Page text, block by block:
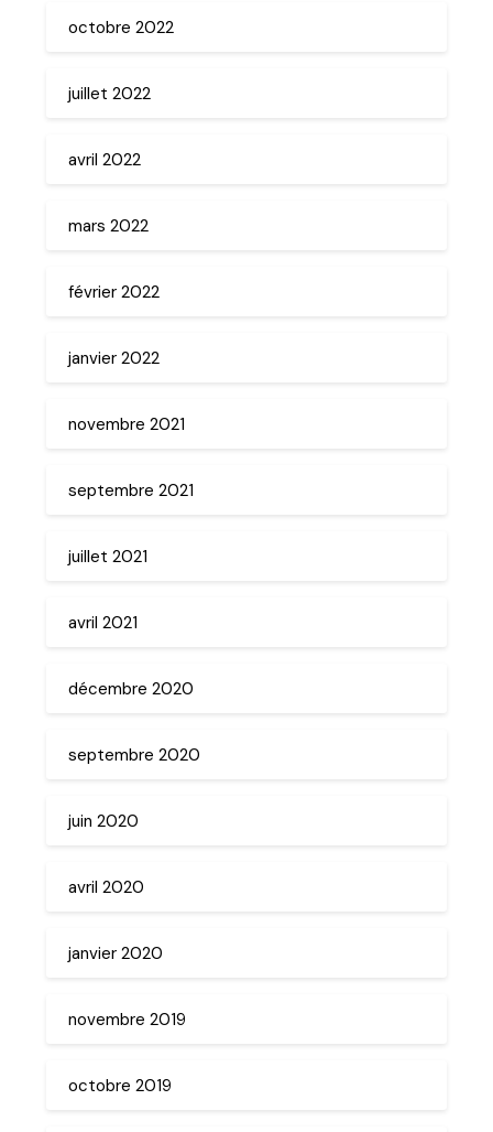
octobre 2022
juillet 2022
avril 2022
mars 2022
février 2022
janvier 2022
novembre 2021
septembre 2021
juillet 2021
avril 2021
décembre 2020
septembre 2020
juin 2020
avril 2020
janvier 2020
novembre 2019
octobre 2019